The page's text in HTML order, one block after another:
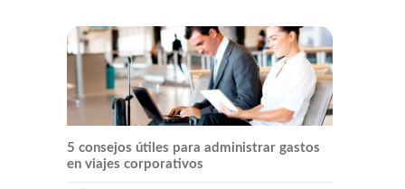
5 consejos útiles para administrar gastos
en viajes corporativos